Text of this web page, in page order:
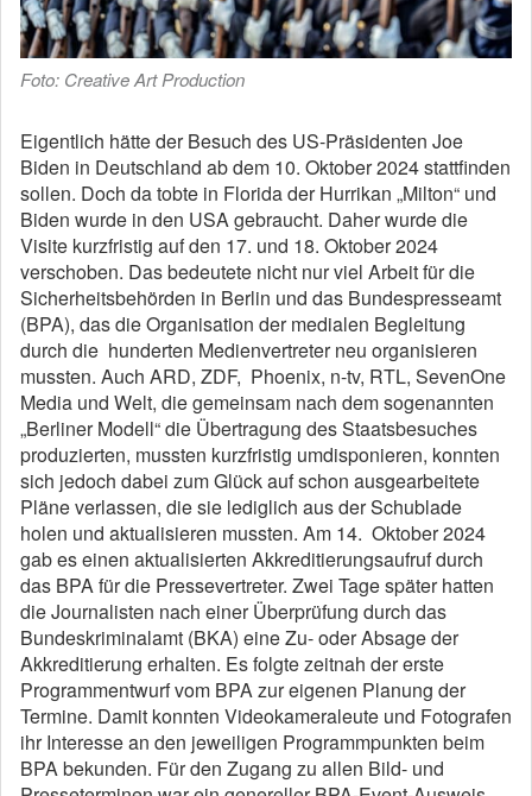
Foto: Creative Art Production
Eigentlich hätte der Besuch des US-Präsidenten Joe
Biden in Deutschland ab dem 10. Oktober 2024 stattfinden
sollen. Doch da tobte in Florida der Hurrikan „Milton“ und
Biden wurde in den USA gebraucht. Daher wurde die
Visite kurzfristig auf den 17. und 18. Oktober 2024
verschoben. Das bedeutete nicht nur viel Arbeit für die
Sicherheitsbehörden in Berlin und das Bundespresseamt
(BPA), das die Organisation der medialen Begleitung
durch die ­ hunderten Medienvertreter neu organisieren
mussten. Auch ARD, ZDF, ­ Phoenix, n-tv, RTL, SevenOne
Media und Welt, die gemeinsam nach dem sogenannten
„Berliner Modell“ die Über­tragung des Staatsbesuches
produzierten, mussten kurzfristig umdisponieren, konnten
sich jedoch dabei zum Glück auf schon ausgearbeitete
Pläne verlassen, die sie lediglich aus der Schublade
holen und aktualisieren mussten. Am 14. ­ Oktober 2024
gab es einen aktualisierten Akkreditierungsaufruf durch
das BPA für die Pressevertreter. Zwei Tage später hatten
die Journalisten nach einer Überprüfung durch das
Bundeskriminalamt (BKA) eine Zu- oder Absage der
Akkreditierung erhalten. Es folgte zeitnah der erste
Programmentwurf vom BPA zur eigenen Planung der
Termine. Damit konnten Videokameraleute und Fotografen
ihr Interesse an den jeweiligen Programmpunkten beim
BPA bekunden. Für den Zugang zu allen Bild- und